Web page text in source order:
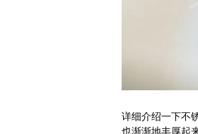
详细介绍一下不
也渐渐地丰厚起